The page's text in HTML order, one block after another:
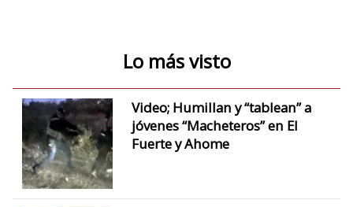
Lo más visto
Video; Humillan y “tablean” a
jóvenes “Macheteros” en El
Fuerte y Ahome